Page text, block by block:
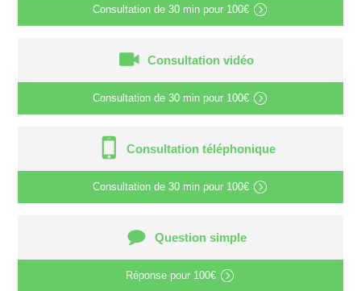
Consultation de 30 min pour 100€
Consultation vidéo
Consultation de 30 min pour 100€
Consultation téléphonique
Consultation de 30 min pour 100€
Question simple
Réponse pour 100€